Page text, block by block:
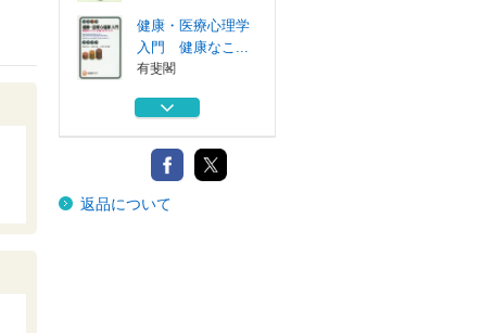
健康・医療心理学
入門 健康なこ...
有斐閣
保健と健康の心理
ナカニシヤ出版
保健と健康の心理
学標準テキスト...
返品について